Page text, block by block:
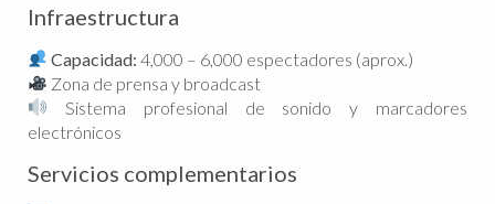
Infraestructura
Capacidad: 4,000 – 6,000 espectadores (aprox.)
Zona de prensa y broadcast
Sistema profesional de sonido y marcadores
electrónicos
Servicios complementarios